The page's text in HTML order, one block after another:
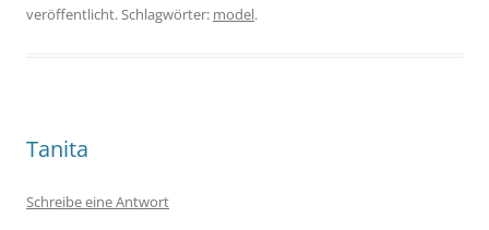
veröffentlicht. Schlagwörter: model.
Tanita
Schreibe eine Antwort